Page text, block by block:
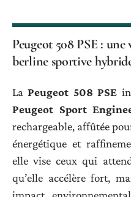
Peugeot 508 PSE :
berline sportive
LaPeugeot 508 PSE
Peugeot Sport
rechargeable, affûtée
énergétique et
elle vise ceux qui
qu’elle accélère fort,